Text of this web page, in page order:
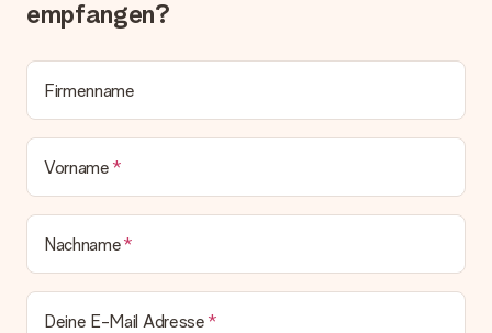
Alle Lieferungen erfolgen ohne Rechnung und/oder
Lieferschein. Die Rechnung zu deiner Bestellung erhältst du
zeitgleich mit der Bestätigungsmail und kannst sie jederzeit in
deinem MySurprise Account einsehen. Du kannst das
Geschenk also direkt beim Empfänger liefern lassen und es
bleibt eine echte Überraschung!
empfangen?
Firmenname
Vorname
Nachname
Deine E-Mail Adresse